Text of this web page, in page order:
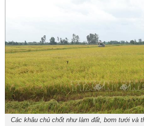
Các khâu chủ chốt như làm đất, bơm tưới và